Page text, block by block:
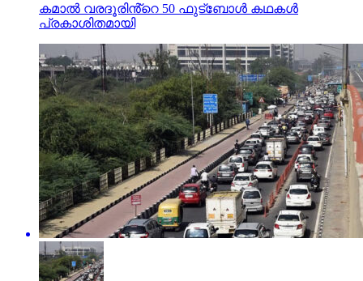
കമാൽ വരദൂരിൻ്റെ 50 ഫുട്ബോൾ കഥകൾ
പ്രകാശിതമായി